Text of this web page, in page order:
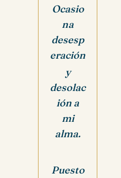
Ocasio
na
desesp
eración
y
desolac
ión a
mi
alma.
Puesto